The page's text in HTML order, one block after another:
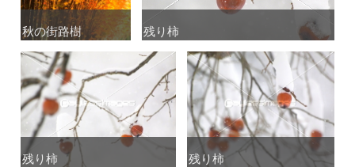
秋の街路樹
秋の街路樹 残り柿
残り柿
残り柿
残り柿 残り柿
残り柿